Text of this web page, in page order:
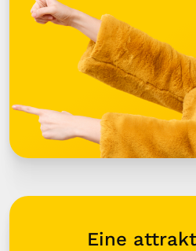
Eine